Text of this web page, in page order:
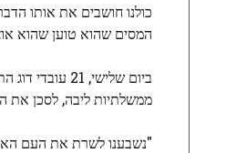
כולנו חושבים את אותו
המסים שהוא טוען שהוא
ביום שלישי,
ממשלתיות ליבה, לסכן את
"נשבענו לשרת את העם